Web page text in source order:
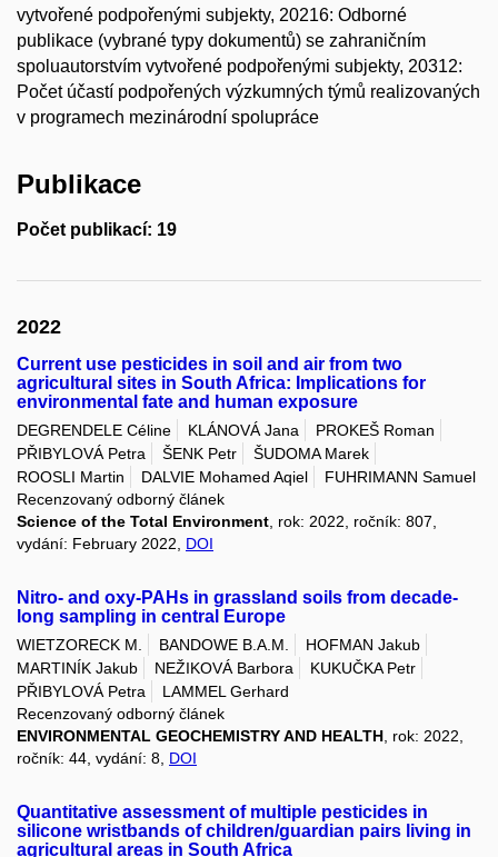
vytvořené podpořenými subjekty, 20216: Odborné
publikace (vybrané typy dokumentů) se zahraničním
spoluautorstvím vytvořené podpořenými subjekty, 20312:
Počet účastí podpořených výzkumných týmů realizovaných
v programech mezinárodní spolupráce
Publikace
Počet publikací: 19
2022
Current use pesticides in soil and air from two
agricultural sites in South Africa: Implications for
environmental fate and human exposure
DEGRENDELE Céline KLÁNOVÁ Jana
PROKEŠ Roman
PŘIBYLOVÁ Petra
ŠENK Petr
ŠUDOMA Marek
ROOSLI Martin
DALVIE Mohamed Aqiel
FUHRIMANN Samuel
Recenzovaný odborný článek
Science of the Total Environment, rok: 2022, ročník: 807,
vydání: February 2022, DOI
Nitro- and oxy-PAHs in grassland soils from decade-
long sampling in central Europe
WIETZORECK M. BANDOWE B.A.M.
HOFMAN Jakub
MARTINÍK Jakub
NEŽIKOVÁ Barbora
KUKUČKA Petr
PŘIBYLOVÁ Petra
LAMMEL Gerhard
Recenzovaný odborný článek
ENVIRONMENTAL GEOCHEMISTRY AND HEALTH, rok: 2022,
ročník: 44, vydání: 8, DOI
Quantitative assessment of multiple pesticides in
silicone wristbands of children/guardian pairs living in
agricultural areas in South Africa